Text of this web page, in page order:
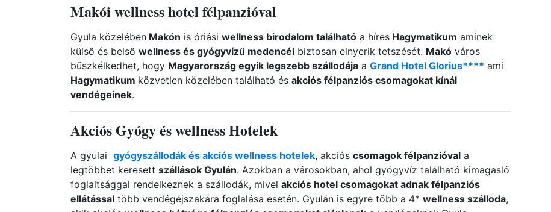
Makói wellness hotel félpanzióval
Gyula közelében Makón is óriási wellness birodalom található a híres Hagymatikum aminek
külső és belső wellness és gyógyvízű medencéi biztosan elnyerik tetszését. Makó város
büszkélkedhet, hogy Magyarország egyik legszebb szállodája a Grand Hotel Glorius**** ami
Hagymatikum közvetlen közelében található és akciós félpanziós csomagokat kínál
vendégeinek.
Akciós Gyógy és wellness Hotelek
A gyulai gyógyszállodák és akciós wellness hotelek, akciós csomagok félpanzióval a
legtöbbet keresett szállások Gyulán. Azokban a városokban, ahol gyógyvíz található kimagasló
foglaltsággal rendelkeznek a szállodák, mivel akciós hotel csomagokat adnak félpanziós
ellátással több vendégéjszakára foglalása esetén. Gyulán is egyre több a 4* wellness szálloda,